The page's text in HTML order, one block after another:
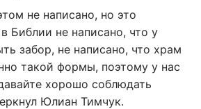
не написано, но это
Библии не написано, что у
забор, не написано, что храм
такой формы, поэтому у нас
хорошо соблюдать
Юлиан Тимчук.